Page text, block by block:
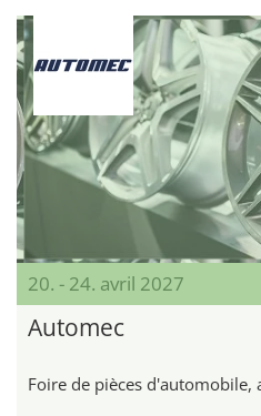
20. - 24. avril 2027
Automec
Foire de pièces d'automobile,